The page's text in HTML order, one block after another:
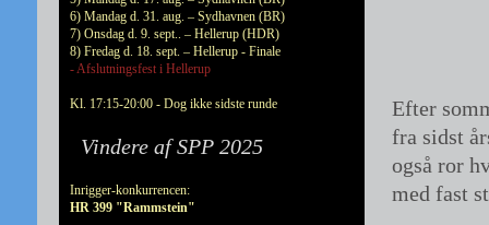
6) Mandag d. 31. aug. – Sydhavnen (BR)
7) Onsdag d. 9. sept.. – Hellerup (HDR)
8) Fredag d. 18. sept. – Hellerup - Finale
- Afslutningsfest i Hellerup
Kl. 17:15-20:00 - Dog ikke sidste runde
Vindere af SPP 2025
Inrigger-konkurrencen:
HR 399 "Rammstein"
Efter
fra sidst
også ror
med fast